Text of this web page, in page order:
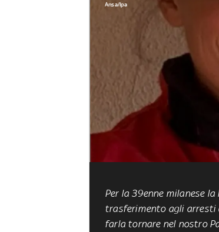
Ansa/Ipa
Per la 39enne milanese
trasferimento agli arresti
farla tornare nel nostro